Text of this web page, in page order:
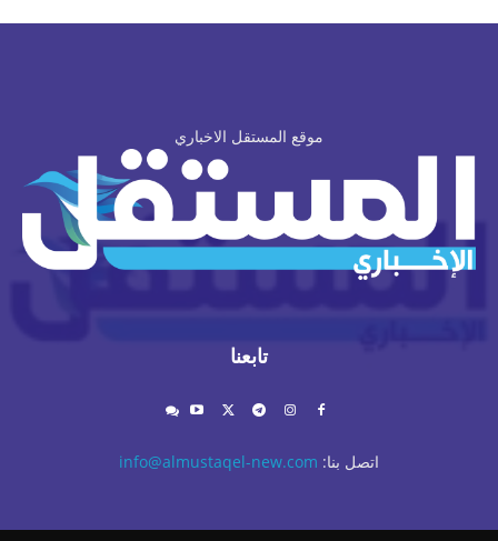
موقع المستقل الاخباري
تابعنا
اتصل بنا: info@almustaqel-new.com